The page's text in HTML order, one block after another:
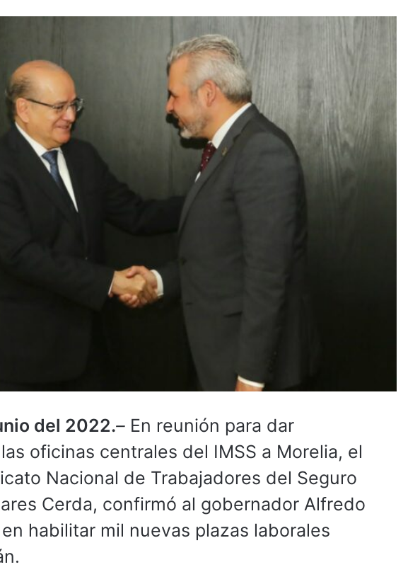
del 2022.– En reunión para dar
oficinas centrales del IMSS a Morelia, el
Nacional de Trabajadores del Seguro
Cerda, confirmó al gobernador Alfredo
habilitar mil nuevas plazas laborales